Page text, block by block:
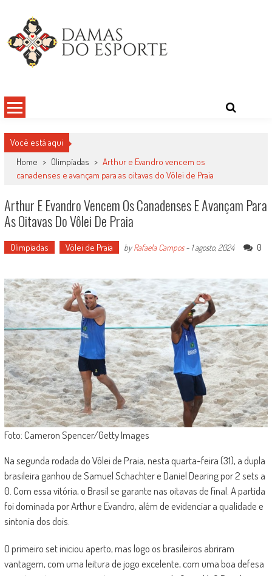
content
Você está aqui
Home > Olimpíadas > Arthur e Evandro vencem os
canadenses e avançam para as oitavas do Vôlei de Praia
Arthur E Evandro Vencem Os Canadenses E Avançam Para
As Oitavas Do Vôlei De Praia
Olimpíadas Vôlei de Praia byRafaela Campos- 1 agosto, 2024 0
Foto: Cameron Spencer/Getty Images
Na segunda rodada do Vôlei de Praia, nesta quarta-feira (31), a dupla
brasileira ganhou de Samuel Schachter e Daniel Dearing por 2 sets a
0. Com essa vitória, o Brasil se garante nas oitavas de final. A partida
foi dominada por Arthur e Evandro, além de evidenciar a qualidade e
sintonia dos dois.
O primeiro set iniciou aperto, mas logo os brasileiros abriram
vantagem, com uma leitura de jogo excelente, com uma boa defesa